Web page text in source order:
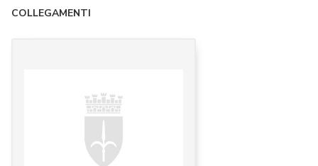
COLLEGAMENTI